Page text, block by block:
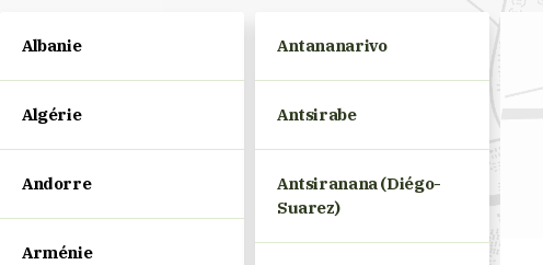
Albanie
Algérie
Andorre
Arménie
Antananarivo
Antsirabe
Antsiranana (Diégo-
Suarez)